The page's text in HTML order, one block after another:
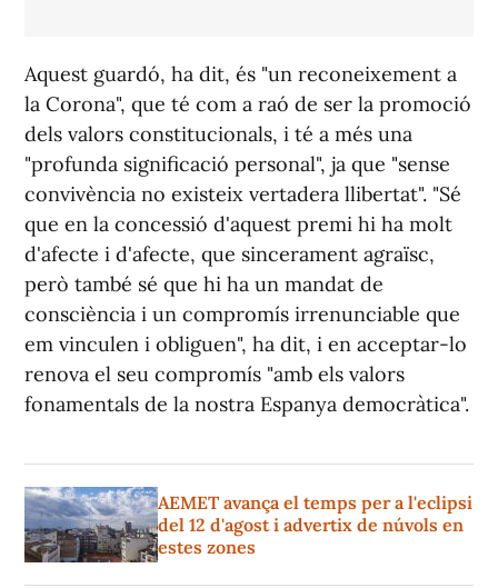
Aquest guardó, ha dit, és "un reconeixement a
la Corona", que té com a raó de ser la promoció
dels valors constitucionals, i té a més una
"profunda significació personal", ja que "sense
convivència no existeix vertadera llibertat". "Sé
que en la concessió d'aquest premi hi ha molt
d'afecte i d'afecte, que sincerament agraïsc,
però també sé que hi ha un mandat de
consciència i un compromís irrenunciable que
em vinculen i obliguen", ha dit, i en acceptar-lo
renova el seu compromís "amb els valors
fonamentals de la nostra Espanya democràtica".
AEMET avança el temps per a l'eclipsi
del 12 d'agost i advertix de núvols en
estes zones